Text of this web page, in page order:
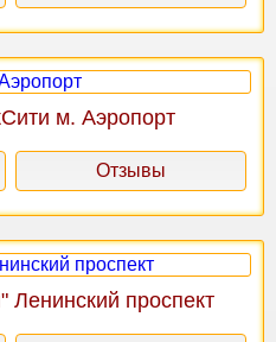
м. Аэропорт
Отзывы
Ленинский проспект